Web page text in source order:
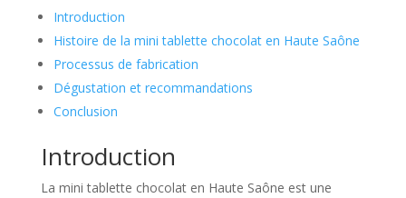
Introduction
Histoire de la mini tablette chocolat en Haute Saône
Processus de fabrication
Dégustation et recommandations
Conclusion
Introduction
La mini tablette chocolat en Haute Saône est une